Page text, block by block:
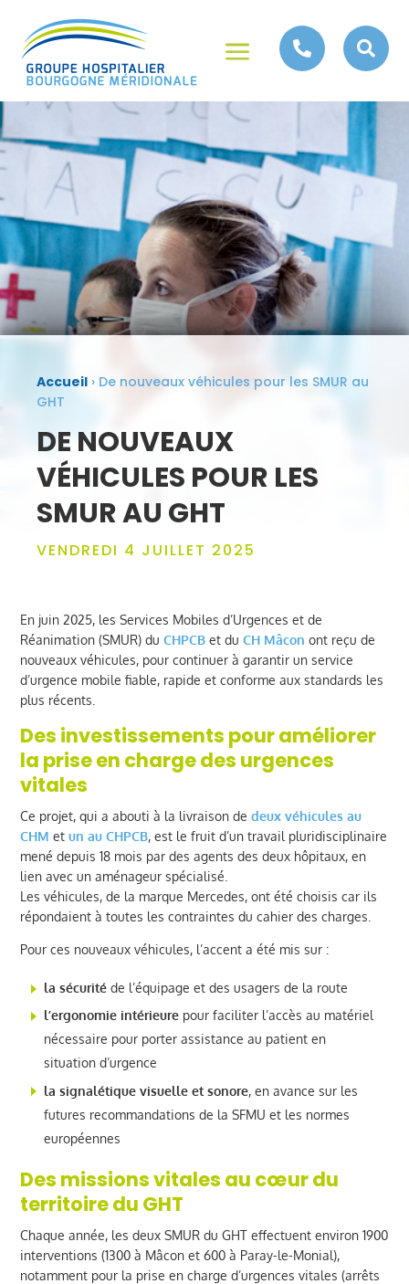
a  
Accueil › De nouveaux véhicules pour les SMUR au
GHT
DE NOUVEAUX
VÉHICULES POUR LES
SMUR AU GHT
VENDREDI 4 JUILLET 2025
En juin 2025, les Services Mobiles d’Urgences et de
Réanimation (SMUR) duCHPCB et duCH Mâcon ont reçu de
nouveaux véhicules, pour continuer à garantir un service
d’urgence mobile fiable, rapide et conforme aux standards les
plus récents.
Des investissements pour améliorer
la prise en charge des urgences
vitales
Ce projet, qui a abouti à la livraison dedeux véhicules au
CHM etun au CHPCB, est le fruit d’un travail pluridisciplinaire
mené depuis 18 mois par des agents des deux hôpitaux, en
lien avec un aménageur spécialisé.
Les véhicules, de la marque Mercedes, ont été choisis car ils
répondaient à toutes les contraintes du cahier des charges.
Pour ces nouveaux véhicules, l’accent a été mis sur :
la sécuritéde l’équipage et des usagers de la route
l’ergonomie intérieurepour faciliter l’accès au matériel
nécessaire pour porter assistance au patient en
situation d’urgence
la signalétique visuelle et sonore, en avance sur les
futures recommandations de la SFMU et les normes
européennes
Des missions vitales au cœur du
territoire du GHT
Chaque année, les deux SMUR du GHT effectuent environ 1900
interventions (1300 à Mâcon et 600 à Paray-le-Monial),
notamment pour la prise en charge d’urgences vitales (arrêts